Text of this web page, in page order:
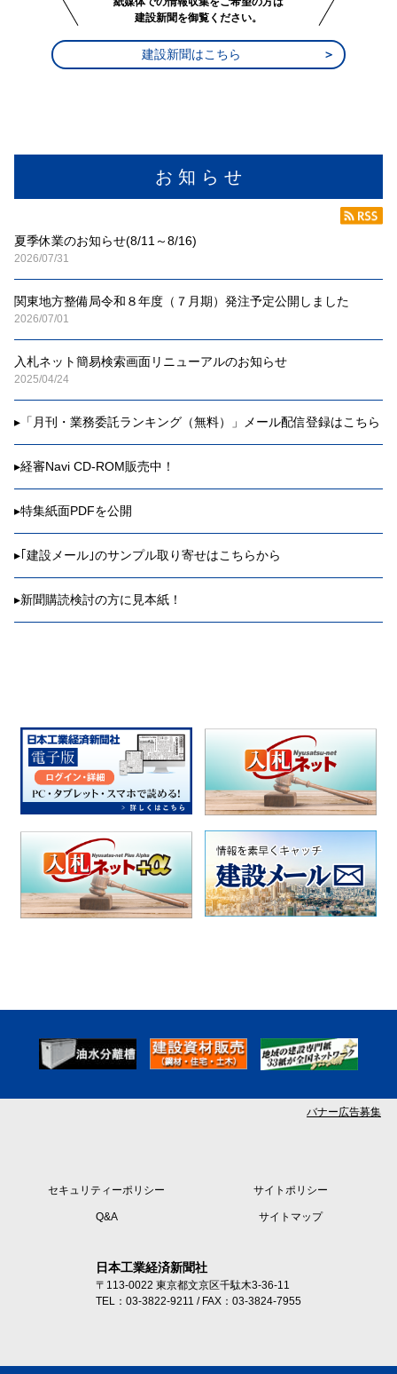
お 知 ら せ
夏季休業のお知らせ(8/11～8/16)
2026/07/31
関東地方整備局令和８年度（７月期）発注予定公開しました
2026/07/01
入札ネット簡易検索画面リニューアルのお知らせ
2025/04/24
▸ 「月刊・業務委託ランキング（無料）」メール配信登録はこちら
▸経審Navi CD-ROM販売中！
▸特集紙面PDFを公開
▸｢建設メール｣のサンプル取り寄せはこちらから
▸新聞購読検討の方に見本紙！
建設新聞を御覧ください。
建設新聞はこちら
バナー広告募集
セキュリティーポリシー サイトポリシー
Q&A サイトマップ
日本工業経済新聞社
〒113-0022 東京都文京区千駄木3-36-11
TEL：03-3822-9211 / FAX：03-3824-7955